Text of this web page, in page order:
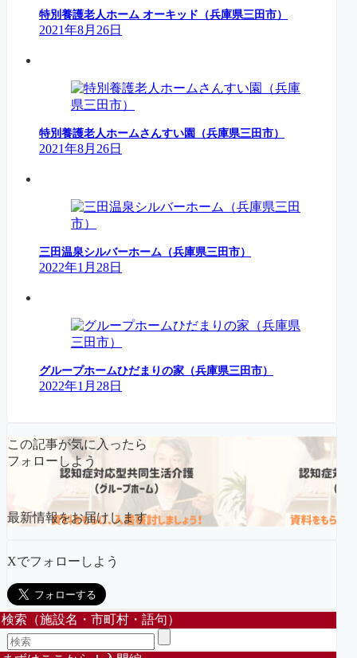
特別養護老人ホーム オーキッド（兵庫県三田市）
2021年8月26日
特別養護老人ホームさんすい園（兵庫県三田市）
2021年8月26日
三田温泉シルバーホーム（兵庫県三田市）
2022年1月28日
グループホームひだまりの家（兵庫県三田市）
2022年1月28日
この記事が気に入ったら
フォローしよう
最新情報をお届けします
Xでフォローしよう
検索（施設名・市町村・語句）